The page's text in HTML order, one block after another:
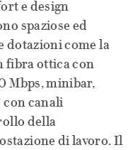
e design
spaziose ed
dotazioni come la
fibra ottica con
Mbps, minibar,
con canali
della
di lavoro. Il